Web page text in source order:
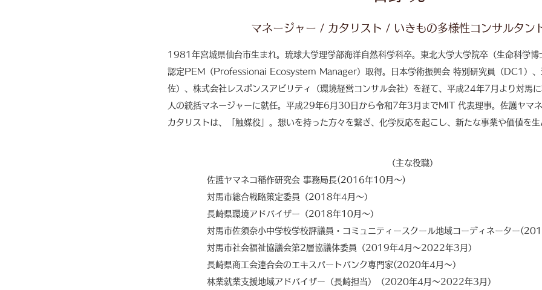
マネージャー / カタリスト / いきもの多様性コンサルタン
1981年宮城県仙台市生まれ。琉球大学理学部海洋自然科学科卒。東北大学大学院卒（生命科学博
認定PEM（Professionai Ecosystem Manager）取得。日本学術振興会 特別研究員（DC1）、
佐）、株式会社レスポンスアビリティ（環境経営コンサル会社）を経て、平成24年7月より対馬
人の統括マネージャーに就任。平成29年6月30日から令和7年3月までMIT 代表理事。佐護ヤマ
カタリストは、「触媒役」。想いを持った方々を繋ぎ、化学反応を起こし、新たな事業や価値を生
​（主な役職）​
佐護ヤマネコ稲作研究会 事務局長(2016年10月〜)
対馬市総合戦略策定委員（2018年4月〜）
​長崎県環境アドバイザー（2018年10月〜）
対馬市佐須奈小中学校学校評議員・コミュニティースクール地域コーディネーター
対馬市社会福祉協議会第2層協議体委員（2019年4月〜2022年3月）
長崎県商工会連合会のエキスパートバンク専門家(2020年4月〜）
​​林業就業支援地域アドバイザー（長崎担当）（2020年4月〜2022年3月）